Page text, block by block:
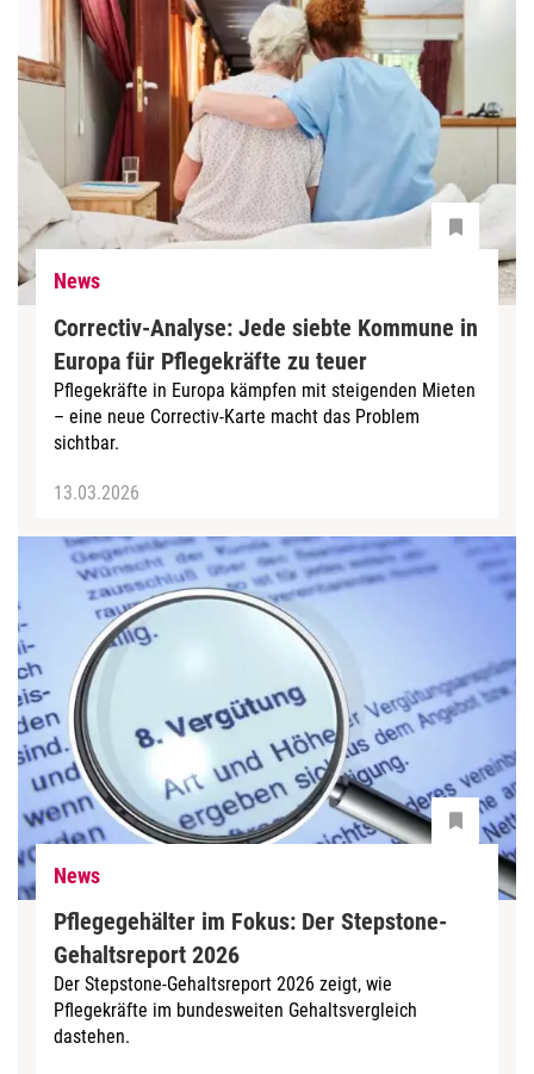
News
Correctiv-Analyse: Jede siebte Kommune in
Europa für Pflegekräfte zu teuer
Pflegekräfte in Europa kämpfen mit steigenden Mieten
– eine neue Correctiv-Karte macht das Problem
sichtbar.
13.03.2026
News
Pflegegehälter im Fokus: Der Stepstone-
Gehaltsreport 2026
Der Stepstone-Gehaltsreport 2026 zeigt, wie
Pflegekräfte im bundesweiten Gehaltsvergleich
dastehen.